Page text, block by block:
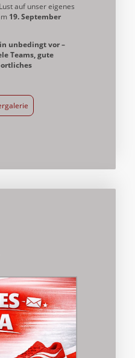
auf unser eigenes
19. September
unbedingt vor –
Teams, gute